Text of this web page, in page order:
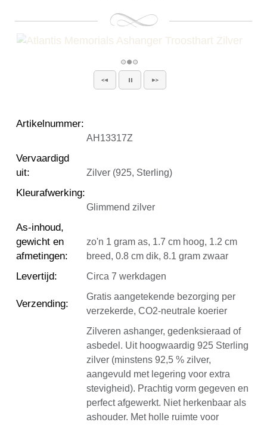
Artikelnummer:
AH13317Z
Vervaardigd
uit: Zilver (925, Sterling)
Kleurafwerking:
Glimmend zilver
As-inhoud,
gewicht en
afmetingen:
zo'n 1 gram as, 1.7 cm hoog, 1.2 cm
breed, 0.8 cm dik, 8.1 gram zwaar
Levertijd: Circa 7 werkdagen
Verzending:
Gratis aangetekende bezorging per
verzekerde, CO2-neutrale koerier
Zilveren ashanger, gedenksieraad of
asbedel. Uit hoogwaardig 925 Sterling
zilver (minstens 92,5 % zilver,
aangevuld met legering voor extra
stevigheid). Prachtig vorm gegeven en
perfect afgewerkt. Niet herkenbaar als
ashouder. Met holle ruimte voor